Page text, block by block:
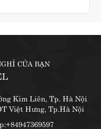
CỦA BẠN
Kim Liên, Tp. Hà Nội
Việt Hưng, Tp.Hà Nội